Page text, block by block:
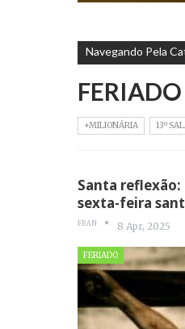
Navegando Pela
FERIADO
+MILIONÁRIA 13º
Santa
sexta-feira
FRAN 8 Apr, 2025
FERIADO